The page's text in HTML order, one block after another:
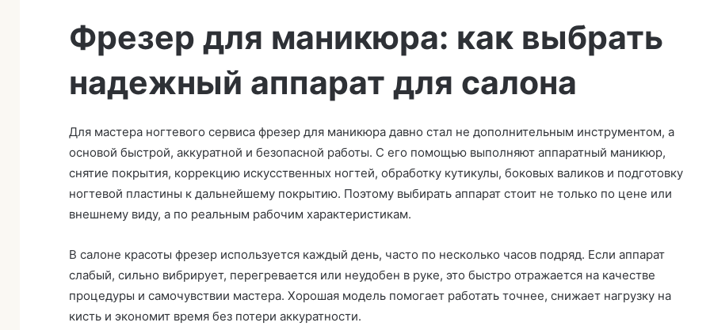
Фрезер для маникюра: как выбрать
надежный аппарат для салона
Для мастера ногтевого сервиса фрезер для маникюра давно стал не дополнительным инструментом, а
основой быстрой, аккуратной и безопасной работы. С его помощью выполняют аппаратный маникюр,
снятие покрытия, коррекцию искусственных ногтей, обработку кутикулы, боковых валиков и подготовку
ногтевой пластины к дальнейшему покрытию. Поэтому выбирать аппарат стоит не только по цене или
внешнему виду, а по реальным рабочим характеристикам.
В салоне красоты фрезер используется каждый день, часто по несколько часов подряд. Если аппарат
слабый, сильно вибрирует, перегревается или неудобен в руке, это быстро отражается на качестве
процедуры и самочувствии мастера. Хорошая модель помогает работать точнее, снижает нагрузку на
кисть и экономит время без потери аккуратности.